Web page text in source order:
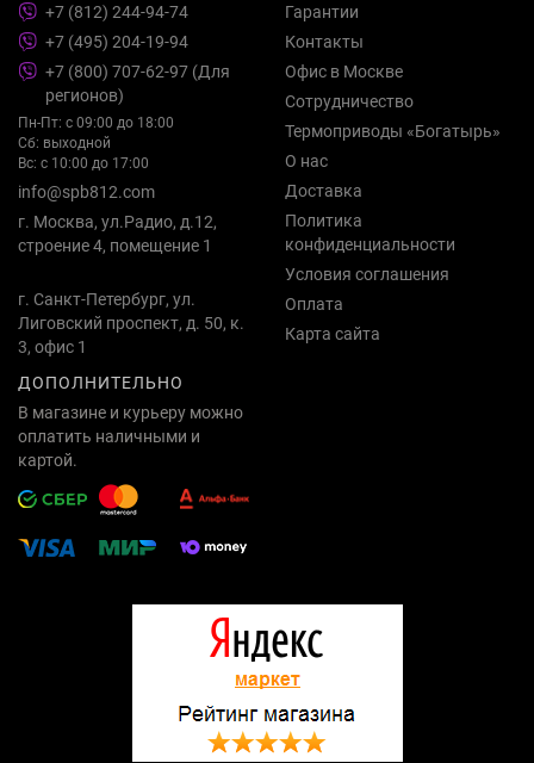
+7 (812) 244-94-74
+7 (495) 204-19-94
+7 (800) 707-62-97 (Для
регионов)
Пн-Пт: с 09:00 до 18:00
Сб: выходной
Вс: с 10:00 до 17:00
info@spb812.com
г. Москва, ул.Радио, д.12,
строение 4, помещение 1
г. Санкт-Петербург, ул.
Лиговский проспект, д. 50, к.
3, офис 1
Гарантии
Контакты
Офис в Москве
Сотрудничество
Термоприводы «Богатырь»
О нас
Доставка
Политика
конфиденциальности
Условия соглашения
Оплата
Карта сайта
ДОПОЛНИТЕЛЬНО
В магазине и курьеру можно
оплатить наличными и
картой.